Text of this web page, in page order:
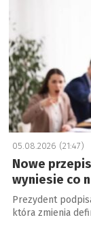
05.08.2026 (21:47)
Nowe
wyniesie co
Prezydent
która zmienia